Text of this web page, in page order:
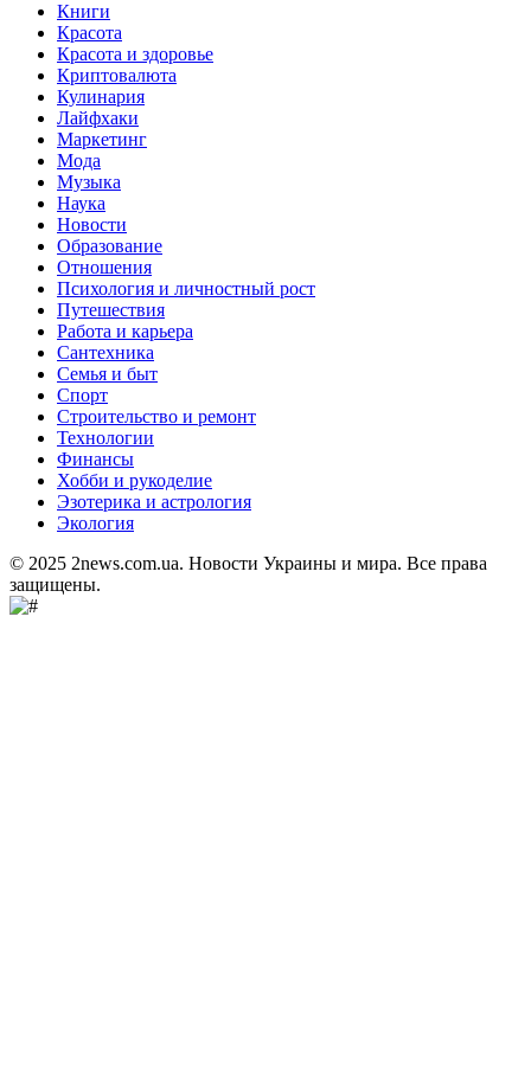
Книги
Красота
Красота и здоровье
Криптовалюта
Кулинария
Лайфхаки
Маркетинг
Мода
Музыка
Наука
Новости
Образование
Отношения
Психология и личностный рост
Путешествия
Работа и карьера
Сантехника
Семья и быт
Спорт
Строительство и ремонт
Технологии
Финансы
Хобби и рукоделие
Эзотерика и астрология
Экология
© 2025 2news.com.ua. Новости Украины и мира. Все права
защищены.